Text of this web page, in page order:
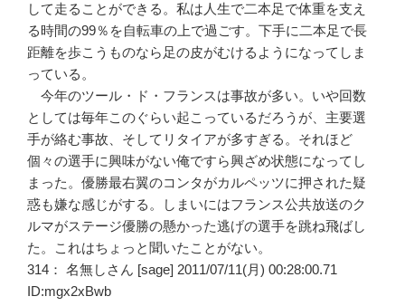
して走ることができる。私は人生で二本足で体重を支え
る時間の99％を自転車の上で過ごす。下手に二本足で長
距離を歩こうものなら足の皮がむけるようになってしま
っている。
今年のツール・ド・フランスは事故が多い。いや回数
としては毎年このぐらい起こっているだろうが、主要選
手が絡む事故、そしてリタイアが多すぎる。それほど
個々の選手に興味がない俺ですら興ざめ状態になってし
まった。優勝最右翼のコンタがカルペッツに押された疑
惑も嫌な感じがする。しまいにはフランス公共放送のク
ルマがステージ優勝の懸かった逃げの選手を跳ね飛ばし
た。これはちょっと聞いたことがない。
314： 名無しさん [sage] 2011/07/11(月) 00:28:00.71
ID:mgx2xBwb